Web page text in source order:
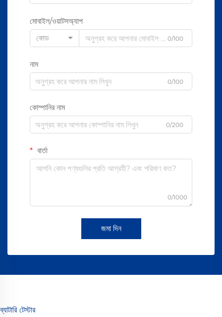
মোবাইল/ওয়াটসঅ্যাপ
কোড
0/100
নাম
0/100
কোম্পানির নাম
0/200
বার্তা
0/1000
জমা দিন
ব্যাটারি টেস্টার